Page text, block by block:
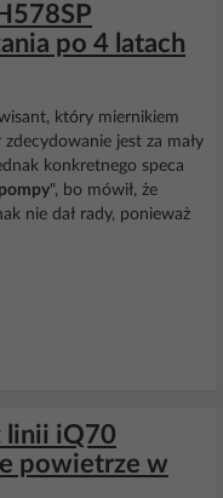
po 4 latach
który miernikiem
jest za mały
konkretnego speca
pompy", bo mówił, że
nie dał rady, ponieważ
linii iQ70
powietrze w